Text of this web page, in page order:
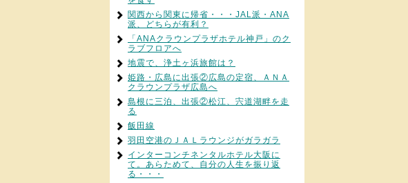
関西から関東に帰省・・・JAL派・ANA
派、どちらが有利？
「ANAクラウンプラザホテル神戸」のク
ラブフロアへ
地震で、浄土ヶ浜旅館は？
姫路・広島に出張②広島の定宿、ＡＮＡ
クラウンプラザ広島へ
島根に三泊、出張②松江、宍道湖畔を走
る
飯田線
羽田空港のＪＡＬラウンジがガラガラ
インターコンチネンタルホテル大阪に
て。あらためて、自分の人生を振り返
る・・・